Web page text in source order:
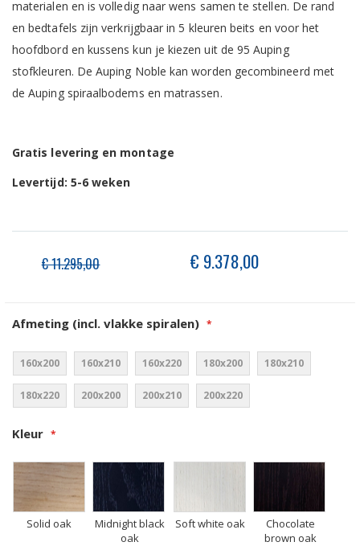
materialen en is volledig naar wens samen te stellen. De rand
en bedtafels zijn verkrijgbaar in 5 kleuren beits en voor het
hoofdbord en kussens kun je kiezen uit de 95 Auping
stofkleuren. De Auping Noble kan worden gecombineerd met
de Auping spiraalbodems en matrassen.
Gratis levering en montage
Levertijd: 5-6 weken
€ 11.295,00
Speciale€ 9.378,00
Afmeting (incl. vlakke spiralen)
160x200 160x210 160x220 180x200 180x210
180x220 200x200 200x210 200x220
Kleur
Solid oak
Midnight black
oak
Soft white oak
Chocolate
brown oak